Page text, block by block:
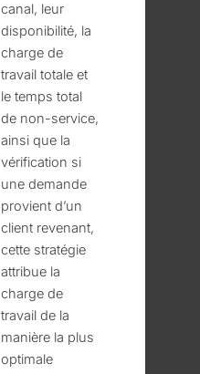
canal, leur
disponibilité, la
charge de
travail totale et
le temps total
de non-service,
ainsi que la
vérification si
une demande
provient d’un
client revenant,
cette stratégie
attribue la
charge de
travail de la
manière la plus
optimale